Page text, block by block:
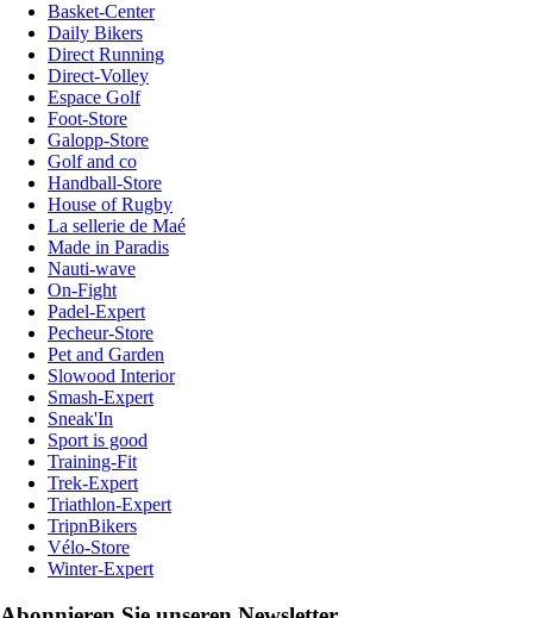
Basket-Center
Daily Bikers
Direct Running
Direct-Volley
Espace Golf
Foot-Store
Galopp-Store
Golf and co
Handball-Store
House of Rugby
La sellerie de Maé
Made in Paradis
Nauti-wave
On-Fight
Padel-Expert
Pecheur-Store
Pet and Garden
Slowood Interior
Smash-Expert
Sneak'In
Sport is good
Training-Fit
Trek-Expert
Triathlon-Expert
TripnBikers
Vélo-Store
Winter-Expert